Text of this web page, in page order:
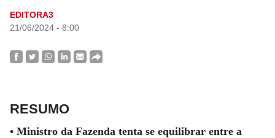
EDITORA3
21/06/2024 - 8:00
RESUMO
• Ministro da Fazenda tenta se equilibrar entre a